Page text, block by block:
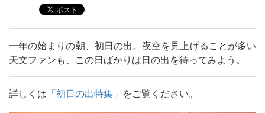
一年の始まりの朝、初日の出。夜空を見上げることが多い
天文ファンも、この日ばかりは日の出を待ってみよう。
詳しくは 「初日の出特集」 をご覧ください。